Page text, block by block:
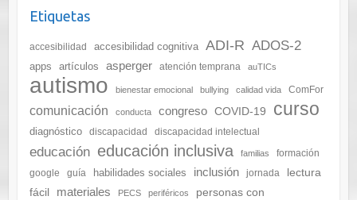
Etiquetas
accesibilidad accesibilidad cognitiva ADI-R ADOS-2
apps artículos asperger atención temprana auTICs
autismo bienestar emocional bullying calidad vida ComFor
comunicación conducta congreso COVID-19 curso
diagnóstico discapacidad discapacidad intelectual
educación educación inclusiva familias
formación
google
guía habilidades sociales inclusión jornada
lectura
fácil
materiales PECS periféricos
personas con